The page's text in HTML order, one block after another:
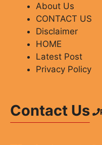
About Us
CONTACT US
Disclaimer
HOME
Latest Post
Privacy Policy
Contact Us